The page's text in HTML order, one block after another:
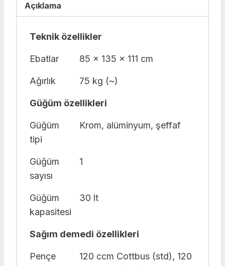
Açıklama
Teknik özellikler
Ebatlar 85 x 135 x 111 cm
Ağırlık 75 kg (~)
Güğüm özellikleri
Güğüm
tipi
Krom, alüminyum, şeffaf
Güğüm
sayısı
1
Güğüm
kapasitesi
30 lt
Sağım demedi özellikleri
Pençe
120 ccm Cottbus (std), 120